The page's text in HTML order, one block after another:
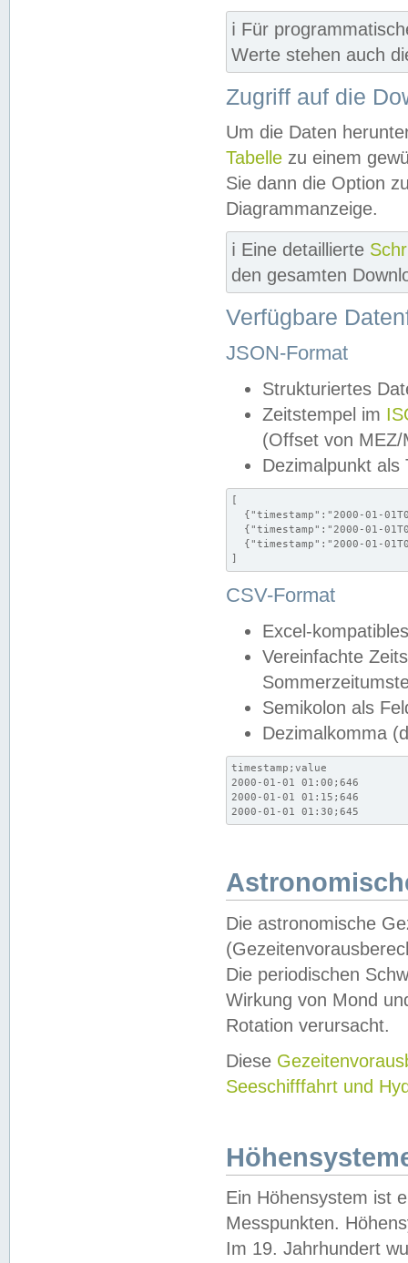
ℹ️ Für
Werte stehen auch
Zugriff auf die
Um die Daten
Tabelle zu einem
Sie dann die Option
Diagrammanzeige.
ℹ️ Eine detaillierte
den gesamten
Verfügbare
JSON-Format
Strukturiertes
Zeitstempel im
(Offset von MEZ/
Dezimalpunkt als
[
{"timestamp":"2000-01-
{"timestamp":"2000-01-
{"timestamp":"2000-01-
]
CSV-Format
Excel-
Vereinfachte
Semikolon als
Dezimalkomma
timestamp;value
2000-01-01 01:00;646
2000-01-01 01:15;646
2000-01-01 01:30;645
Die astronomische
Die periodischen
Wirkung von Mond
Rotation verursacht.
Diese
Seeschifffahrt und
Ein Höhensystem ist
Messpunkten.
Im 19. Jahrhundert